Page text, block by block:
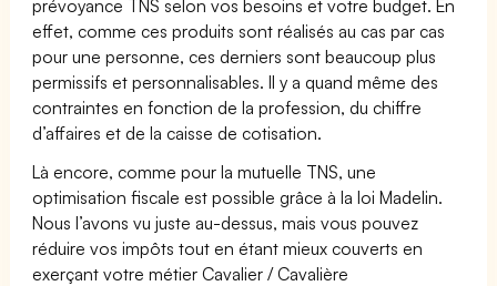
prévoyance TNS selon vos besoins et votre budget. En
effet, comme ces produits sont réalisés au cas par cas
pour une personne, ces derniers sont beaucoup plus
permissifs et personnalisables. Il y a quand même des
contraintes en fonction de la profession, du chiffre
d’affaires et de la caisse de cotisation.
Là encore, comme pour la mutuelle TNS, une
optimisation fiscale est possible grâce à la loi Madelin.
Nous l’avons vu juste au-dessus, mais vous pouvez
réduire vos impôts tout en étant mieux couverts en
exerçant votre métier Cavalier / Cavalière